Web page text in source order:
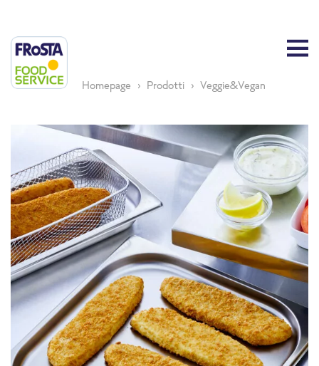
Homepage Prodotti Veggie&Vegan